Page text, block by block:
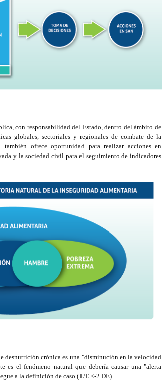
con responsabilidad del Estado, dentro del ámbito de
globales, sectoriales y regionales de combate de la
ofrece oportunidad para realizar acciones en
y la sociedad civil para el seguimiento de indicadores
crónica es una "disminución en la velocidad
es el fenómeno natural que debería causar una "alerta
a la definición de caso (T/E <-2 DE)